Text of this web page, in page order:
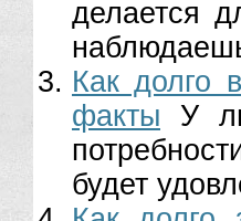
делается
Как долго
факты
У
будет